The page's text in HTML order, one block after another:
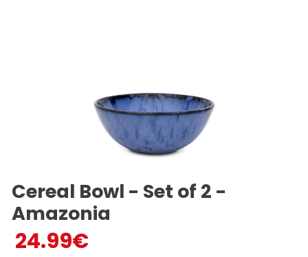
Cereal Bowl - Set of 2 -
Amazonia
24.99€